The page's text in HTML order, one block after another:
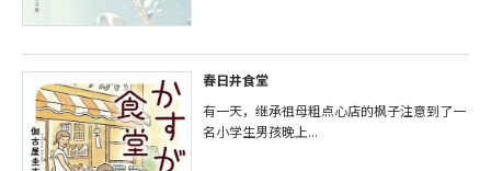
春日井食堂
有一天，继承祖母粗点心店的枫子注意到了一
名小学生男孩晚上...